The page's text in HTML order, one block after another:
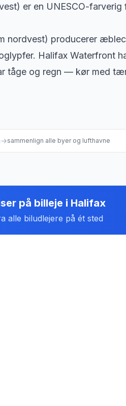
er en UNESCO-
nordvest) producerer
Halifax Waterfront
tåge og regn — kør med
→sammenlign alle byer og lufthavne
på billeje i Halifax
alle biludlejere på ét sted